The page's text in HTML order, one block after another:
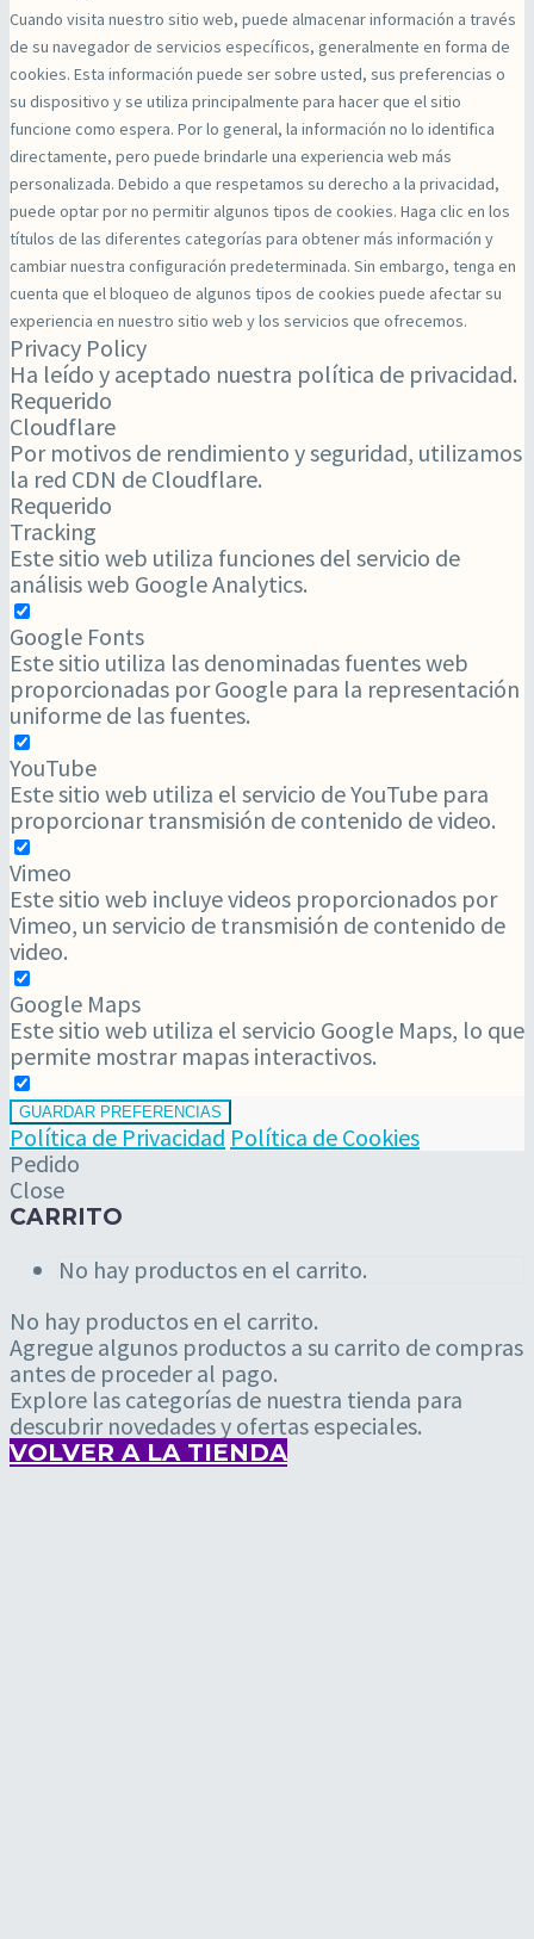
Cuando visita nuestro sitio web, puede almacenar información a través
de su navegador de servicios específicos, generalmente en forma de
cookies. Esta información puede ser sobre usted, sus preferencias o
su dispositivo y se utiliza principalmente para hacer que el sitio
funcione como espera. Por lo general, la información no lo identifica
directamente, pero puede brindarle una experiencia web más
personalizada. Debido a que respetamos su derecho a la privacidad,
puede optar por no permitir algunos tipos de cookies. Haga clic en los
títulos de las diferentes categorías para obtener más información y
cambiar nuestra configuración predeterminada. Sin embargo, tenga en
cuenta que el bloqueo de algunos tipos de cookies puede afectar su
experiencia en nuestro sitio web y los servicios que ofrecemos.
Privacy Policy
Ha leído y aceptado nuestra política de privacidad.
Requerido
Cloudflare
Por motivos de rendimiento y seguridad, utilizamos
la red CDN de Cloudflare.
Requerido
Tracking
Este sitio web utiliza funciones del servicio de
análisis web Google Analytics.
Google Fonts
Este sitio utiliza las denominadas fuentes web
proporcionadas por Google para la representación
uniforme de las fuentes.
YouTube
Este sitio web utiliza el servicio de YouTube para
proporcionar transmisión de contenido de video.
Vimeo
Este sitio web incluye videos proporcionados por
Vimeo, un servicio de transmisión de contenido de
video.
Google Maps
Este sitio web utiliza el servicio Google Maps, lo que
permite mostrar mapas interactivos.
GUARDAR PREFERENCIAS
Política de Privacidad Política de Cookies
Pedido
Close
CARRITO
No hay productos en el carrito.
No hay productos en el carrito.
Agregue algunos productos a su carrito de compras
antes de proceder al pago.
Explore las categorías de nuestra tienda para
descubrir novedades y ofertas especiales.
VOLVER A LA TIENDA